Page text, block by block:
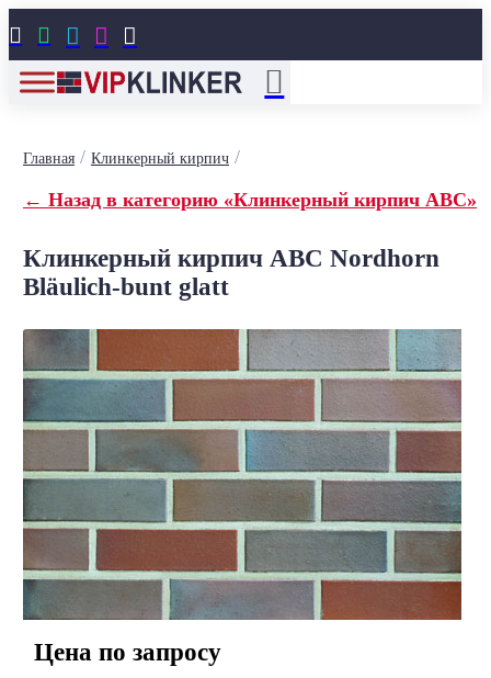
    
Главная/ Клинкерный кирпич/
← Назад в категорию «Клинкерный кирпич ABC»
Клинкерный кирпич ABC Nordhorn
Bläulich-bunt glatt
Цена по запросу